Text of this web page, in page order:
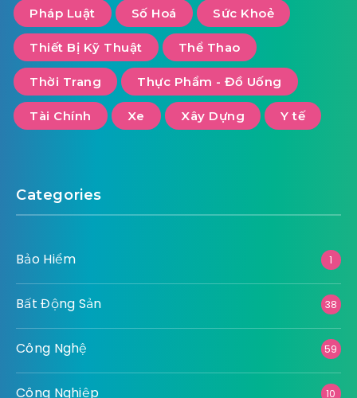
Pháp Luật Số Hoá Sức Khoẻ
Thiết Bị Kỹ Thuật Thể Thao
Thời Trang Thực Phẩm - Đồ Uống
Tài Chính Xe Xây Dựng Y tế
Categories
Bảo Hiểm 1
Bất Động Sản 38
Công Nghệ 59
Công Nghiệp 10